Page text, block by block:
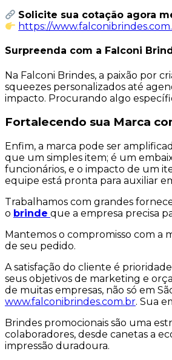
Solicite sua cotação agora
https://
Surpreenda com a Falconi
Na Falconi Brindes, a paixão por
squeezes personalizados até
impacto. Procurando algo
Fortalecendo sua Marca
Enfim, a marca pode ser
que um simples item; é um
funcionários, e o impacto de um
equipe está pronta para auxiliar
Trabalhamos com grandes
o brinde que a empresa precisa
Mantemos o compromisso com a
de seu pedido.
A satisfação do cliente é
seus objetivos de marketing e
de muitas empresas, não só em
www.falconibrindes.com.br. Sua
Brindes promocionais são uma
colaboradores, desde canetas a
impressão duradoura.